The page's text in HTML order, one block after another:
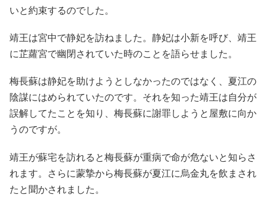
いと約束するのでした。
靖王は宮中で静妃を訪ねました。静妃は小新を呼び、靖王
に芷蘿宮で幽閉されていた時のことを語らせました。
梅長蘇は静妃を助けようとしなかったのではなく、夏江の
陰謀にはめられていたのです。それを知った靖王は自分が
誤解してたことを知り、梅長蘇に謝罪しようと屋敷に向か
うのですが。
靖王が蘇宅を訪れると梅長蘇が重病で命が危ないと知らさ
れます。さらに蒙摯から梅長蘇が夏江に烏金丸を飲まされ
たと聞かされました。